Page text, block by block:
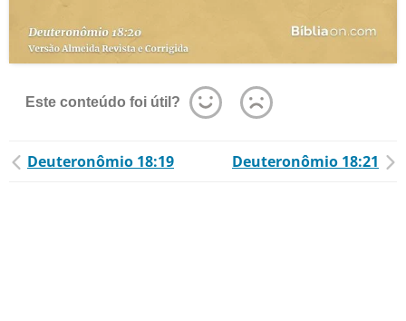
Este conteúdo foi útil?
Deuteronômio 18:19 Deuteronômio 18:21